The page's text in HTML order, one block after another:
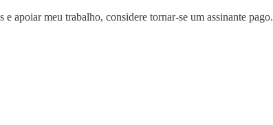
apoiar meu trabalho, considere tornar-se um assinante pago.